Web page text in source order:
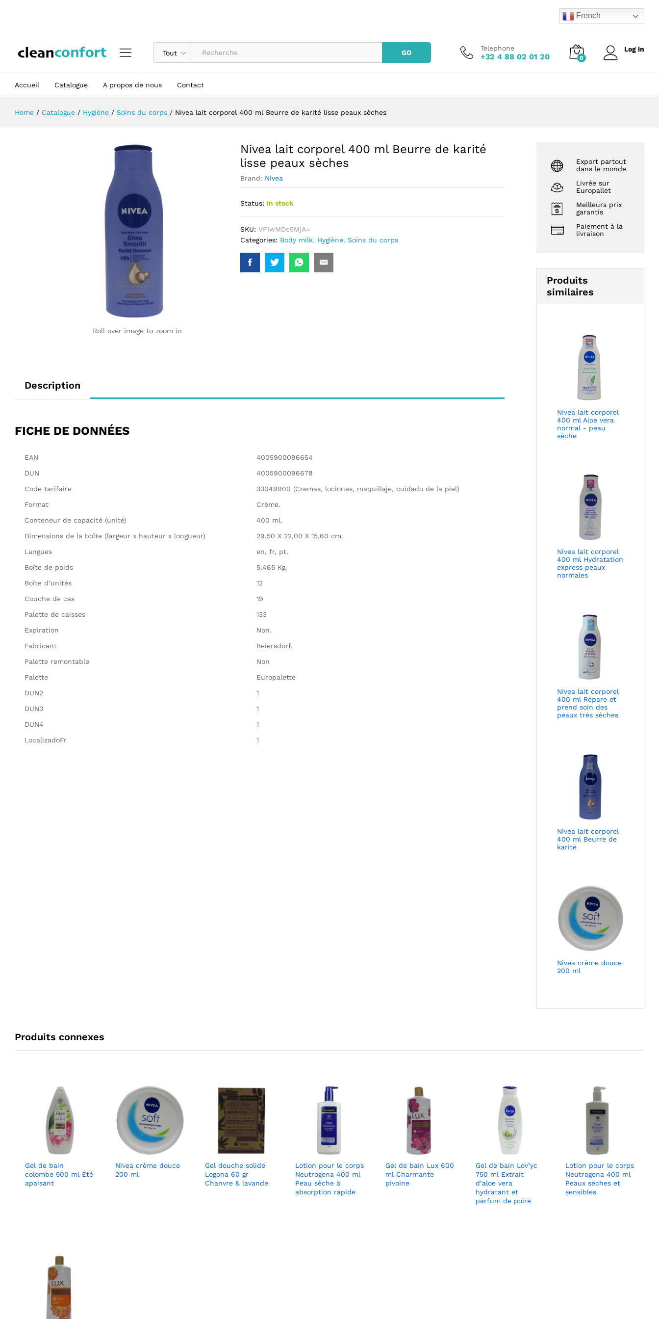
French
Tout GO
Telephone
+32 4 88 02 01 20 0
Log in
Accueil Catalogue A propos de nous Contact
Home / Catalogue / Hygiène / Soins du corps / Nivea lait corporel 400 ml Beurre de karité lisse peaux sèches
Roll over image to zoom in
Nivea lait corporel 400 ml Beurre de karité
lisse peaux sèches
Brand: Nivea
Status: In stock
SKU: VFIwMDc5MjA=
Categories: Body milk, Hygiène, Soins du corps
Description
FICHE DE DONNÉES
EAN
4005900096654
DUN
4005900096678
Code tarifaire
33049900 (Cremas, lociones, maquillaje, cuidado de la piel)
Format
Crème.
Conteneur de capacité (unité)
400 ml.
Dimensions de la boîte (largeur x hauteur x longueur)
29,50 X 22,00 X 15,60 cm.
Langues
en, fr, pt.
Boîte de poids
5.465 Kg.
Boîte d’unités
12
Couche de cas
19
Palette de caisses
133
Expiration
Non.
Fabricant
Beiersdorf.
Palette remontable
Non
Palette
Europalette
DUN2
1
DUN3
1
DUN4
1
LocalizadoFr
1
Export partout
dans le monde
Livrée sur
Europallet
Meilleurs prix
garantis
Paiement à la
livraison
Produits
similaires
Nivea lait corporel
400 ml Aloe vera
normal - peau
sèche
Nivea lait corporel
400 ml Hydratation
express peaux
normales
Nivea lait corporel
400 ml Répare et
prend soin des
peaux très sèches
Nivea lait corporel
400 ml Beurre de
karité
Nivea crème douce
200 ml
Produits connexes
Gel de bain
colombe 500 ml Été
apaisant
Nivea crème douce
200 ml
Gel douche solide
Logona 60 gr
Chanvre & lavande
Lotion pour le corps
Neutrogena 400 ml
Peau sèche à
absorption rapide
Gel de bain Lux 600
ml Charmante
pivoine
Gel de bain Lov’yc
750 ml Extrait
d’aloe vera
hydratant et
parfum de poire
Lotion pour le corps
Neutrogena 400 ml
Peaux sèches et
sensibles
Add to Cart